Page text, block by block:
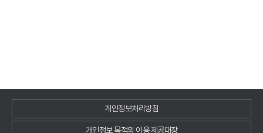
개인정보처리방침
개인정보 목적외 이용·제공대장